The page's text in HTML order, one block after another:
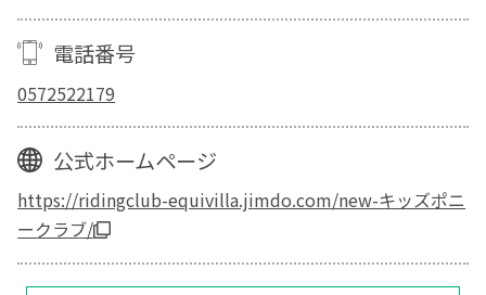
電話番号
0572522179
公式ホームページ
https://ridingclub-equivilla.jimdo.com/new-キッズポニ
ークラブ/